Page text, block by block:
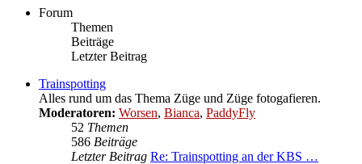
Forum
Themen
Beiträge
Letzter Beitrag
Trainspotting
Alles rund um das Thema Züge und Züge fotogafieren.
Moderatoren: Worsen, Bianca, PaddyFly
52 Themen
586 Beiträge
Letzter Beitrag Re: Trainspotting an der KBS …